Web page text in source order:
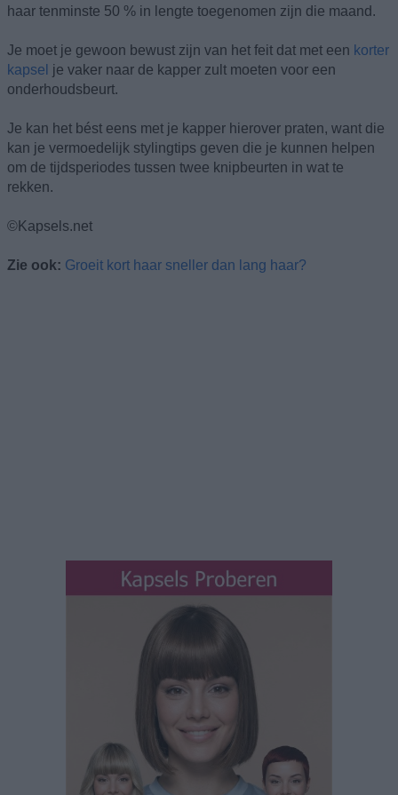
haar tenminste 50 % in lengte toegenomen zijn die maand.
Je moet je gewoon bewust zijn van het feit dat met een korter
kapsel je vaker naar de kapper zult moeten voor een
onderhoudsbeurt.
Je kan het bést eens met je kapper hierover praten, want die
kan je vermoedelijk stylingtips geven die je kunnen helpen
om de tijdsperiodes tussen twee knipbeurten in wat te
rekken.
©Kapsels.net
Zie ook: Groeit kort haar sneller dan lang haar?